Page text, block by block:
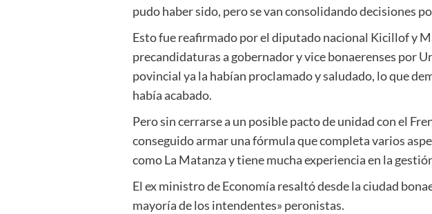
pudo haber sido, pero se van consolidando decisiones
Esto fue reafirmado por el diputado nacional Kicillof y
precandidaturas a gobernador y vice bonaerenses por
povincial ya la habían proclamado y saludado, lo que
había acabado.
Pero sin cerrarse a un posible pacto de unidad con el
conseguido armar una fórmula que completa varios
como La Matanza y tiene mucha experiencia en la
El ex ministro de Economía resaltó desde la ciudad
mayoría de los intendentes» peronistas.